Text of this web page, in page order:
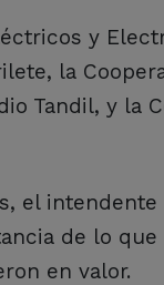
y
la
Tandil, y la
el
de lo
en valor.